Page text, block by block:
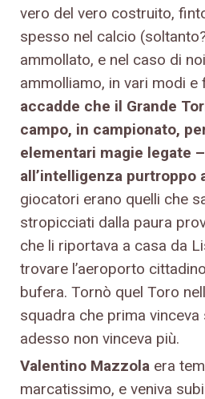
vero del vero costruito,
spesso nel calcio
ammollato, e nel caso di
ammolliamo, in vari modi e
accadde che il Grande
campo, in campionato,
elementari magie legate
all’intelligenza purtroppo
giocatori erano quelli che
stropicciati dalla paura
che li riportava a casa da
trovare l’aeroporto
bufera. Tornò quel Toro
squadra che prima
adesso non vinceva più.
Valentino Mazzola era
marcatissimo, e veniva